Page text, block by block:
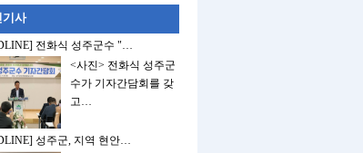
기사
전화식 성주군수 "…
<사진> 전화식 성주군
수가 기자간담회를 갖
고…
성주군, 지역 현안…